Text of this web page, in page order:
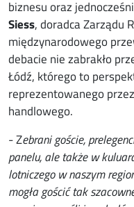
biznesu oraz
Siess, doradca Zarządu
międzynarodowego
debacie nie zabrakło
Łódź, którego to
reprezentowanego przez
handlowego.
- Zebrani goście,
panelu, ale także w
lotniczego w naszym
mogła gościć tak